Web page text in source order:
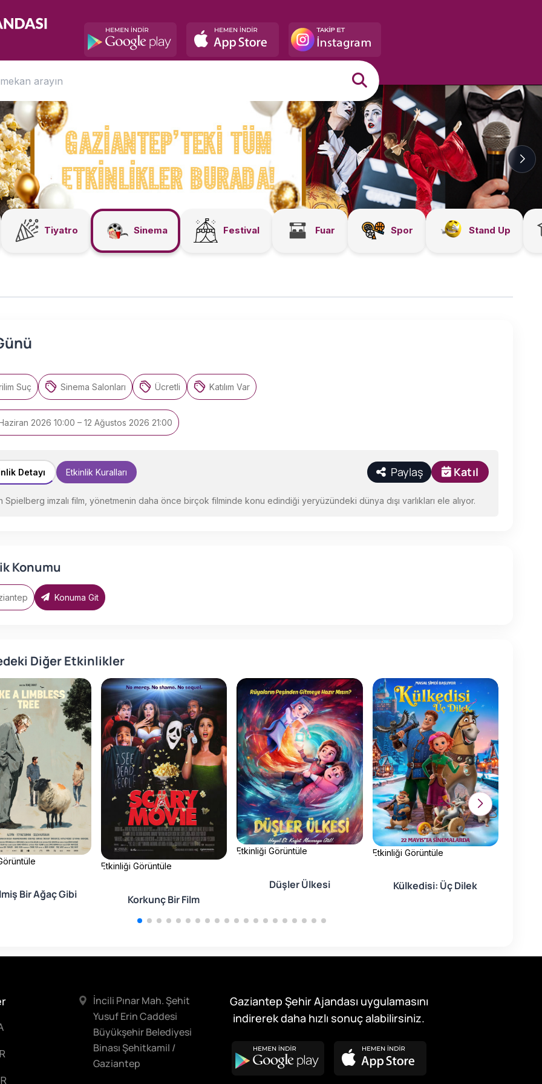
Tiyatro Sinema Festival Fuar Spor Stand Up
Suç Sinema Salonları Ücretli Katılım Var
2026 10:00 – 12 Ağustos 2026 21:00
Detayı Etkinlik Kuralları Paylaş Katıl
Spielberg imzalı film, yönetmenin daha önce birçok filminde konu edindiği yeryüzündeki dünya dışı varlıkları ele alıyor.
Konumu
Konuma Git
Diğer Etkinlikler
Bir Ağaç Gibi
Etkinliği Görüntüle
Korkunç Bir Film
Etkinliği Görüntüle
Düşler Ülkesi
Etkinliği Görüntüle
Külkedisi: Üç Dilek
İncili Pınar Mah. Şehit
Yusuf Erin Caddesi
Büyükşehir Belediyesi
Binası Şehitkamil /
Gaziantep
Gaziantep Şehir Ajandası uygulamasını
indirerek daha hızlı sonuç alabilirsiniz.